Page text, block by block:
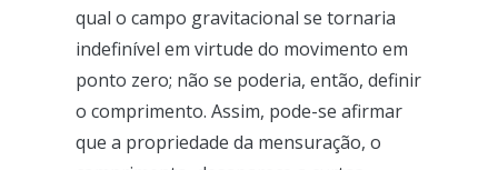
qual o campo gravitacional se tornaria
indefinível em virtude do movimento em
ponto zero; não se poderia, então, definir
o comprimento. Assim, pode-se afirmar
que a propriedade da mensuração, o